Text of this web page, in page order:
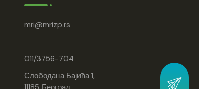
mri mrizp.rs
011/3756-704
Слободана Бајића 1,